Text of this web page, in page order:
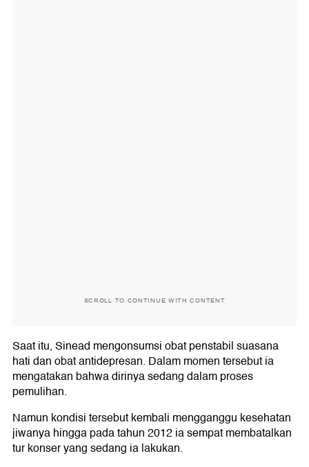
SCROLL TO CONTINUE WITH CONTENT
Saat itu, Sinead mengonsumsi obat penstabil suasana
hati dan obat antidepresan. Dalam momen tersebut ia
mengatakan bahwa dirinya sedang dalam proses
pemulihan.
Namun kondisi tersebut kembali mengganggu kesehatan
jiwanya hingga pada tahun 2012 ia sempat membatalkan
tur konser yang sedang ia lakukan.